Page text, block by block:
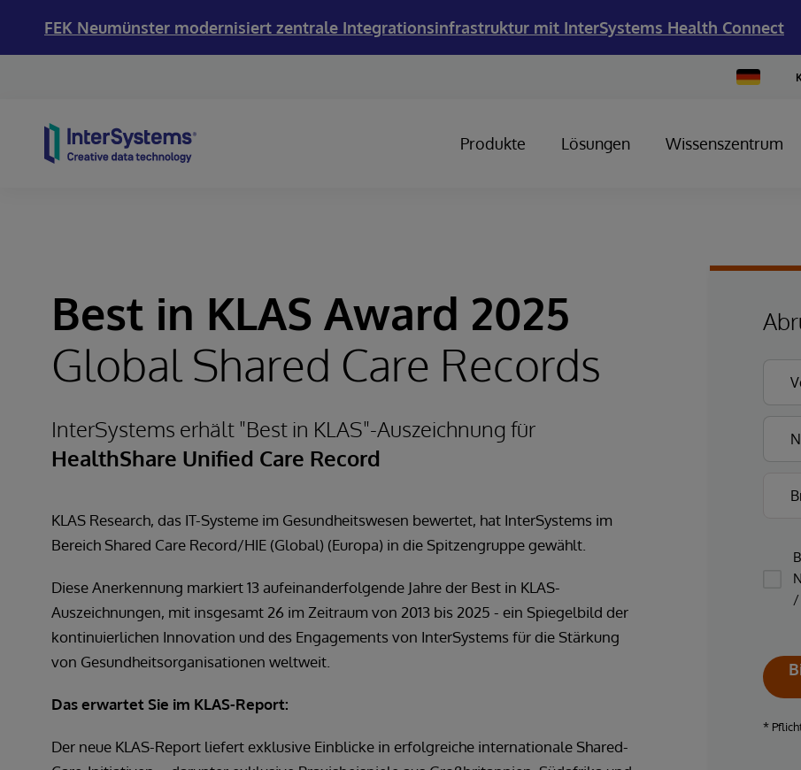
FEK Neumünster modernisiert zentrale Integrationsinfrastruktur mit InterSystems Health Connect
Change
Country
Produkte Lösungen Wissenszentrum
Best in KLAS Award 2025
Global Shared Care Records
InterSystems erhält "Best in KLAS"-Auszeichnung für
HealthShare Unified Care Record
KLAS Research, das IT-Systeme im Gesundheitswesen bewertet, hat InterSystems im
Bereich Shared Care Record/HIE (Global) (Europa) in die Spitzengruppe gewählt.
Diese Anerkennung markiert 13 aufeinanderfolgende Jahre der Best in KLAS-
Auszeichnungen, mit insgesamt 26 im Zeitraum von 2013 bis 2025 - ein Spiegelbild der
kontinuierlichen Innovation und des Engagements von InterSystems für die Stärkung
von Gesundheitsorganisationen weltweit.
Das erwartet Sie im KLAS-Report:
Der neue KLAS-Report liefert exklusive Einblicke in erfolgreiche internationale Shared-
*